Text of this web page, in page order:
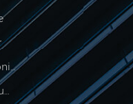
Lebensmittelverarbeitung Elektronische Wägeanzeige
500g Elektronische Palmskala Zum Wiegen Von Schmuck